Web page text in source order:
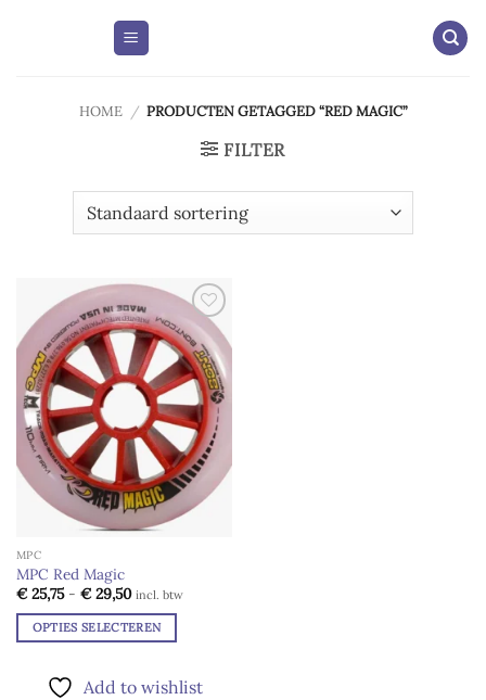
HOME / PRODUCTEN GETAGGED “RED MAGIC”
FILTER
Add to
wishlist
MPC
MPC Red Magic
€25,75 - €29,50Prijsklasse:
tot
€ 29,50
incl. btw
OPTIES SELECTEREN
product
Add to wishlist